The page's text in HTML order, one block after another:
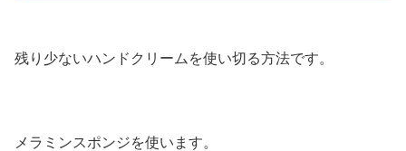
残り少ないハンドクリームを使い切る方法です。
メラミンスポンジを使います。